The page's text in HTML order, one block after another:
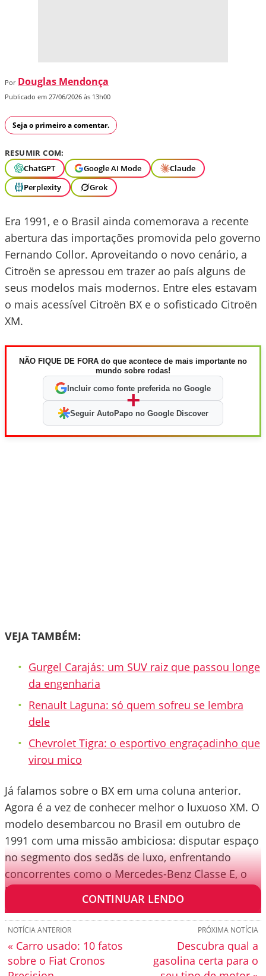
Por Douglas Mendonça
Publicado em 27/06/2026 às 13h00
Seja o primeiro a comentar.
RESUMIR COM:
ChatGPT
Google AI Mode
Claude
Perplexity
Grok
Era 1991, e o Brasil ainda comemorava a recente
abertura das importações promovida pelo governo
Fernando Collor. Aproveitando o novo cenário, a
Citroën se apressou em trazer ao país alguns de
seus modelos mais modernos. Entre eles estavam
o mais acessível Citroën BX e o sofisticado Citroën
XM.
NÃO FIQUE DE FORA do que acontece de mais importante no
mundo sobre rodas!
Incluir como fonte preferida no Google
+
Seguir AutoPapo no Google Discover
VEJA TAMBÉM:
Gurgel Carajás: um SUV raiz que passou longe
da engenharia
Renault Laguna: só quem sofreu se lembra
dele
Chevrolet Tigra: o esportivo engraçadinho que
virou mico
Já falamos sobre o BX em uma coluna anterior.
Agora é a vez de conhecer melhor o luxuoso XM. O
modelo desembarcou no Brasil em outubro de
1991 com uma missão ambiciosa: disputar espaço
no segmento dos sedãs de luxo, enfrentando
concorrentes como o Mercedes-Benz Classe E, o
BMW Série 5 e o Alfa Romeo 164.
CONTINUAR LENDO
PRÓXIMA NOTÍCIA
Descubra qual a
gasolina certa para o
NOTÍCIA ANTERIOR
« Carro usado: 10 fatos
sobre o Fiat Cronos